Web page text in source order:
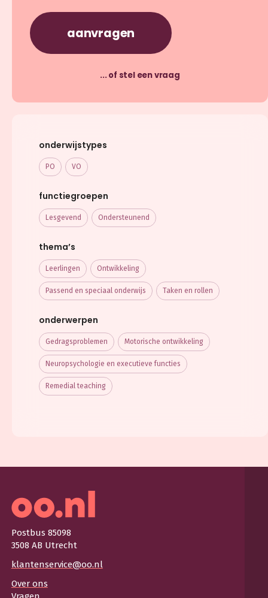
aanvragen
... of stel een vraag
onderwijstypes
PO VO
functiegroepen
Lesgevend Ondersteunend
thema’s
Leerlingen Ontwikkeling
Passend en speciaal onderwijs Taken en rollen
onderwerpen
Gedragsproblemen Motorische ontwikkeling
Neuropsychologie en executieve functies
Remedial teaching
Postbus 85098
3508 AB Utrecht
klantenservice@oo.nl
Over ons